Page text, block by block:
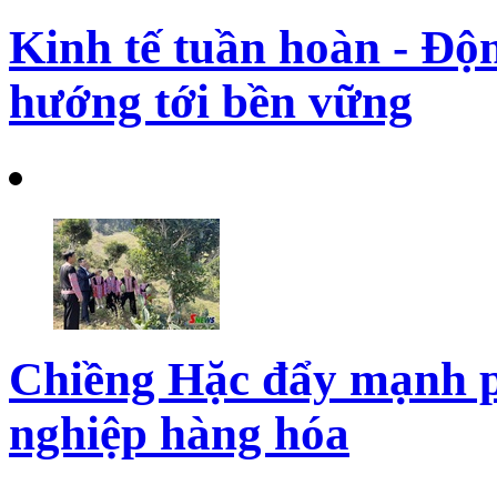
Kinh tế tuần hoàn -
hướng tới bền vững
Chiềng Hặc đẩy mạnh
nghiệp hàng hóa